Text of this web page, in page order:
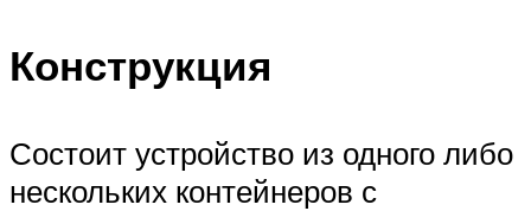
Конструкция
Состоит устройство из одного либо
нескольких контейнеров с